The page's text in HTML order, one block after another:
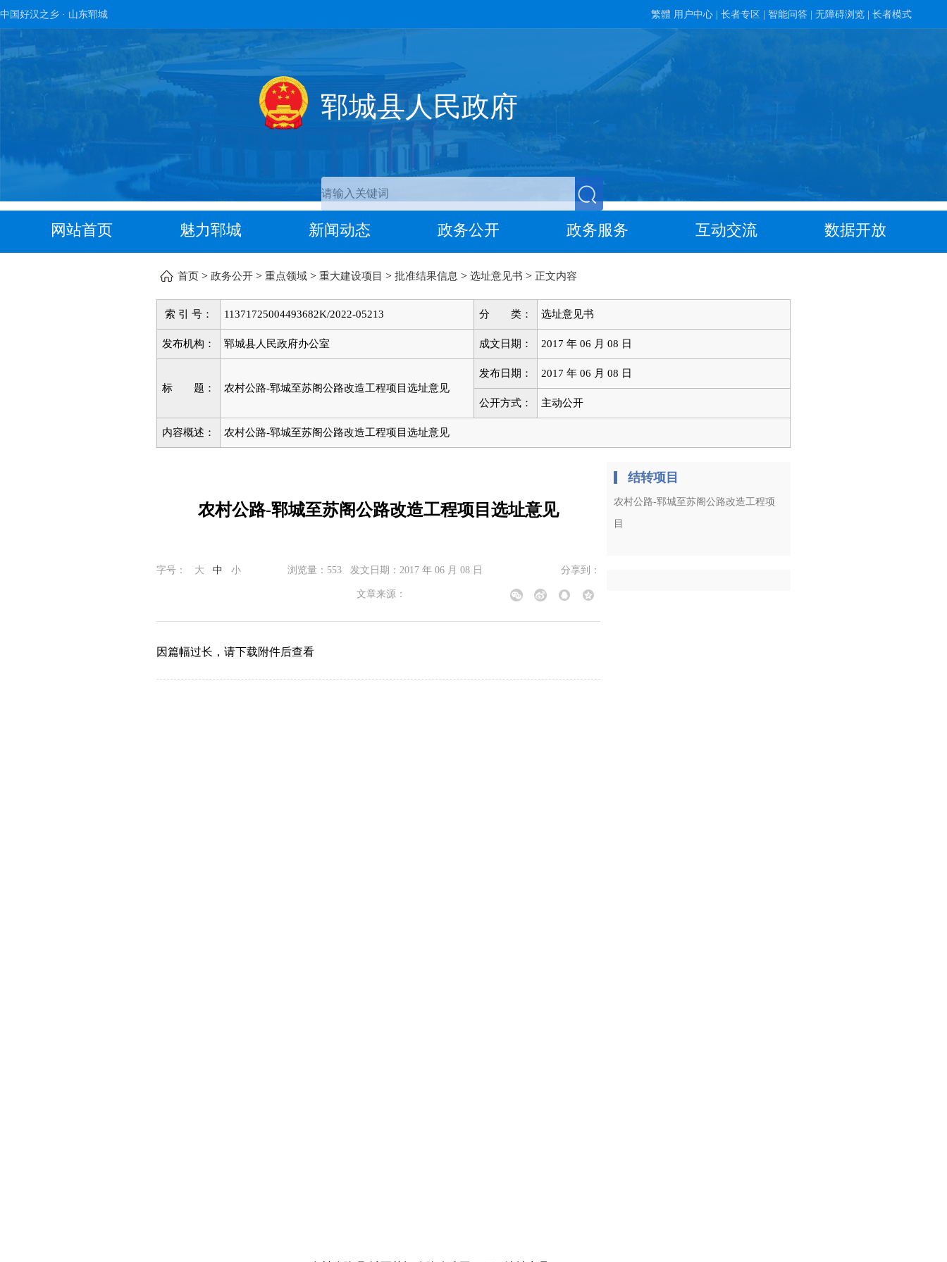
中国好汉之乡 · 山东郓城 繁體 用户中心 | 长者专区 | 智能问答 | 无障碍浏览 | 长者模式
郓城县人民政府
网站首页 魅力郓城 新闻动态 政务公开 政务服务 互动交流 数据开放
首页> 政务公开> 重点领域> 重大建设项目 > 批准结果信息 > 选址意见书 > 正文内容
索 引 号： 11371725004493682K/2022-05213 分 类： 选址意见书
发布机构： 郓城县人民政府办公室 成文日期： 2017 年 06 月 08 日
标 题： 农村公路-郓城至苏阁公路改造工程项目选址意见
发布日期： 2017 年 06 月 08 日
公开方式： 主动公开
内容概述： 农村公路-郓城至苏阁公路改造工程项目选址意见
农村公路-郓城至苏阁公路改造工程项目选址意见
字号： 大 中 小 浏览量： 553 发文日期：2017 年 06 月 08 日
文章来源：
分享到：
因篇幅过长，请下载附件后查看
结转项目
农村公路-郓城至苏阁公路改造工程项
目